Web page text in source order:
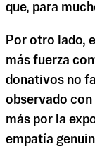
que, para
Por otro lado,
más fuerza
donativos no
observado
más por la
empatía